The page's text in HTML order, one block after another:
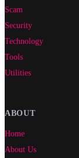
Scam
Security
Technology
Tools
Utilities
ABOUT
Home
About Us